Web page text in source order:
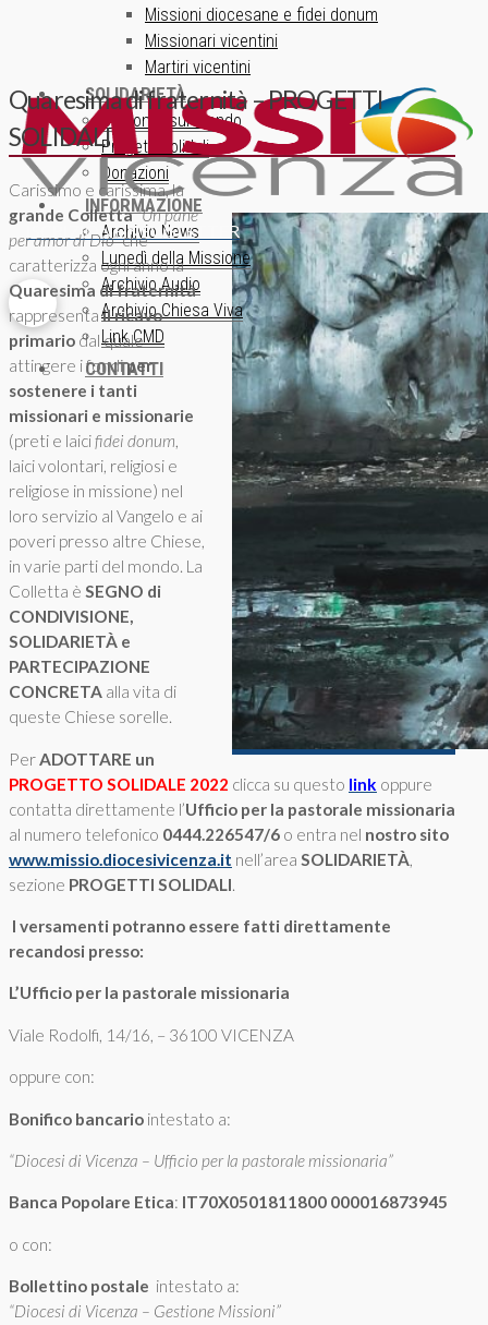
Missioni diocesane e fidei donum
Missionari vicentini
Martiri vicentini
SOLIDARIETÀ
Un ponte sul mondo
Progetti solidali
Donazioni
INFORMAZIONE
Archivio News
Lunedì della Missione
Archivio Audio
Archivio Chiesa Viva
Link CMD
CONTATTI
ISCRIZIONE NEWSLETTER
Quaresima di fraternità – PROGETTI
SOLIDALI
Carissimo e carissima, la
grande Colletta“Un pane
per amor di Dio”che
caratterizza ogni anno la
Quaresima di fraternità
rappresentail ricavo
primario dal quale
attingere i fondiper
sostenere i tanti
missionari e missionarie
(preti e laicifidei donum,
laici volontari, religiosi e
religiose in missione) nel
loro servizio al Vangelo e ai
poveri presso altre Chiese,
in varie parti del mondo. La
Colletta è SEGNO di
CONDIVISIONE,
SOLIDARIETÀ e
PARTECIPAZIONE
CONCRETA alla vita di
queste Chiese sorelle.
Per ADOTTARE un
PROGETTO SOLIDALE 2022 clicca su questo link oppure
contatta direttamente l’Ufficio per la pastorale missionaria
al numero telefonico 0444.226547/6 o entra nel nostro sito
www.missio.diocesivicenza.it nell’area SOLIDARIETÀ
sezione PROGETTI SOLIDALI
I versamenti potranno essere fatti direttamente
recandosi presso:
L’Ufficio per la pastorale missionaria
Viale Rodolfi, 14/16, – 36100 VICENZA
oppure con:
Bonifico bancario intestato a:
“Diocesi di Vicenza – Ufficio per la pastorale missionaria”
Banca Popolare Etica: IT70X0501811800 000016873945
o con:
Bollettino postale intestato a:
“Diocesi di Vicenza – Gestione Missioni”